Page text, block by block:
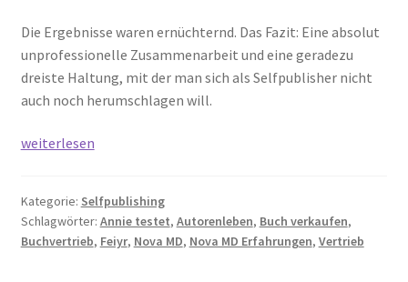
Die Ergebnisse waren ernüchternd. Das Fazit: Eine absolut
unprofessionelle Zusammenarbeit und eine geradezu
dreiste Haltung, mit der man sich als Selfpublisher nicht
auch noch herumschlagen will.
Nova
–
nie
weiterlesen
Kategorie: Selfpublishing
Schlagwörter: Annie testet, Autorenleben, Buch verkaufen,
Buchvertrieb, Feiyr, Nova MD, Nova MD Erfahrungen, Vertrieb